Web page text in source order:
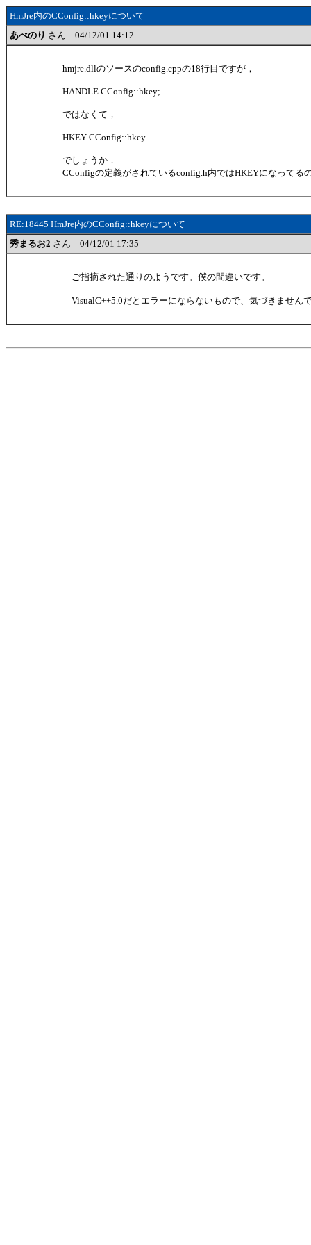
HmJre内のCConfig::hkeyについて
あべのり さん 04/12/01 14:12
hmjre.dllのソースのconfig.cppの18行目ですが，
HANDLE CConfig::hkey;
ではなくて，
HKEY CConfig::hkey
でしょうか．
CConfigの定義がされているconfig.h内ではHKEYになってる
RE:18445 HmJre内のCConfig::hkeyについて
秀まるお2 さん 04/12/01 17:35
ご指摘された通りのようです。僕の間違いです。
VisualC++5.0だとエラーにならないもので、気づきません